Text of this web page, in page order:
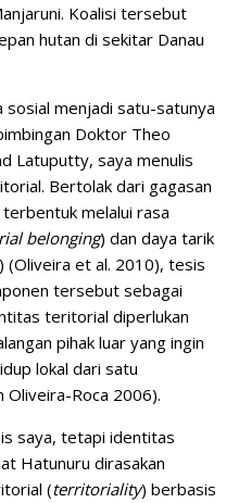
Koalisi tersebut
hutan di sekitar Danau
sosial menjadi satu-satunya
Doktor Theo
Latuputty, saya menulis
Bertolak dari gagasan
melalui rasa
belonging) dan daya tarik
) (Oliveira et al. 2010), tesis
tersebut sebagai
teritorial diperlukan
pihak luar yang ingin
lokal dari satu
Roca 2006).
saya, tetapi identitas
Hatunuru dirasakan
(territoriality) berbasis